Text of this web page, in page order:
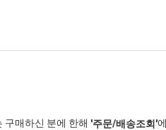
구매하신 분에 한해 '주문/배송조회'